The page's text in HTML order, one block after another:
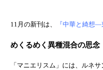
11月の新刊は、 『中華と綺想—
めくるめく異種混合の思念
「マニエリスム」には、ルネ